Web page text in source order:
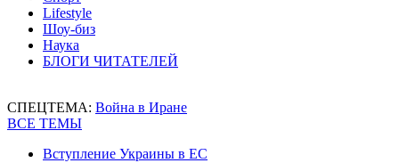
Lifestyle
Шоу-биз
Наука
БЛОГИ ЧИТАТЕЛЕЙ
СПЕЦТЕМА: Война в Иране
ВСЕ ТЕМЫ
Вступление Украины в ЕС